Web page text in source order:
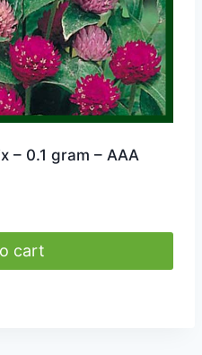
– 0.1 gram – AAA
cart